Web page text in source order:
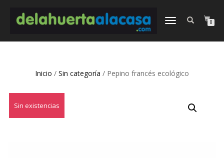
CAMBIAR
0
Inicio / Sin categoría / Pepino francés ecológico
Sin existencias